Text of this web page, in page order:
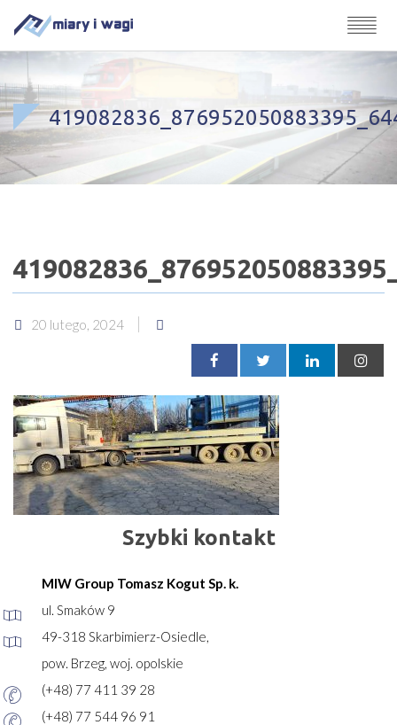
20 lutego, 2024
Szybki kontakt
MIW Group Tomasz Kogut Sp. k.
ul. Smaków 9
49-318 Skarbimierz-Osiedle,
pow. Brzeg, woj. opolskie
(+48) 77 411 39 28
(+48) 77 544 96 91